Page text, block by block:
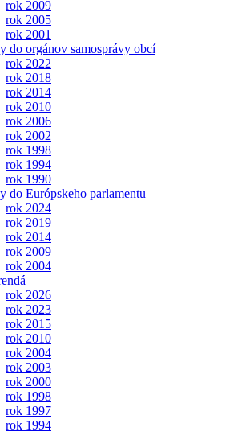
rok 2009
rok 2005
rok 2001
do orgánov samosprávy obcí
rok 2022
rok 2018
rok 2014
rok 2010
rok 2006
rok 2002
rok 1998
rok 1994
rok 1990
do Európskeho parlamentu
rok 2024
rok 2019
rok 2014
rok 2009
rok 2004
rok 2026
rok 2023
rok 2015
rok 2010
rok 2004
rok 2003
rok 2000
rok 1998
rok 1997
rok 1994